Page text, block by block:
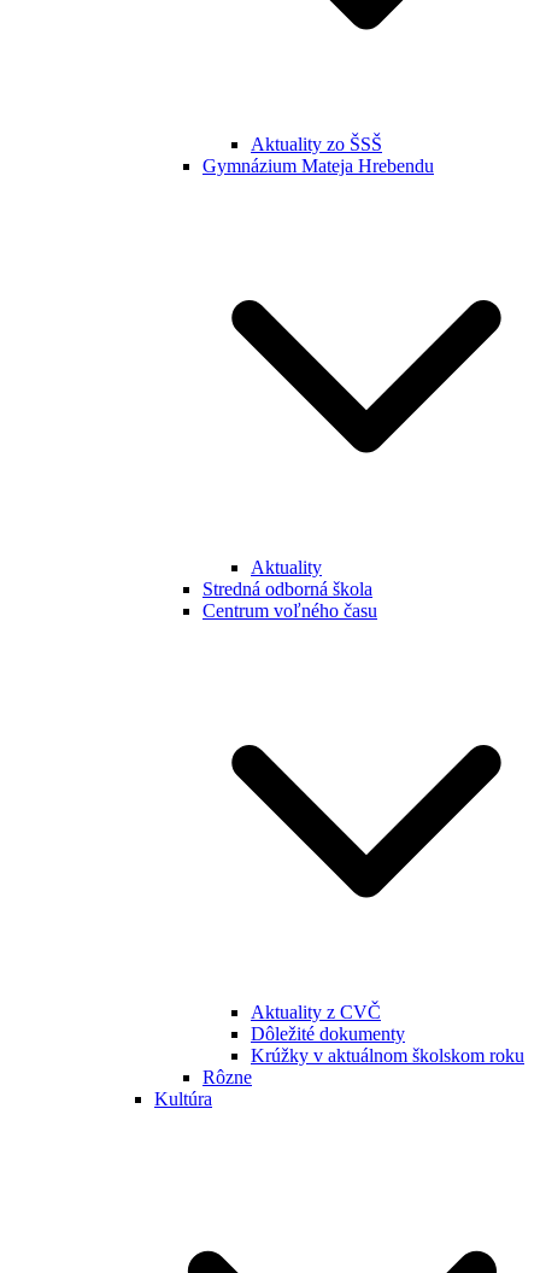
Aktuality zo ŠSŠ
Gymnázium Mateja Hrebendu
Aktuality
Stredná odborná škola
Centrum voľného času
Aktuality z CVČ
Dôležité dokumenty
Krúžky v aktuálnom školskom roku
Rôzne
Kultúra